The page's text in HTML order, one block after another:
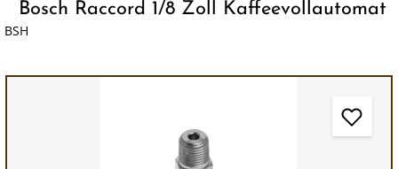
Bosch Raccord 1/8 Zoll Kaffeevollautomat
BSH